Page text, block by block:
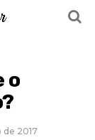
o
de 2017